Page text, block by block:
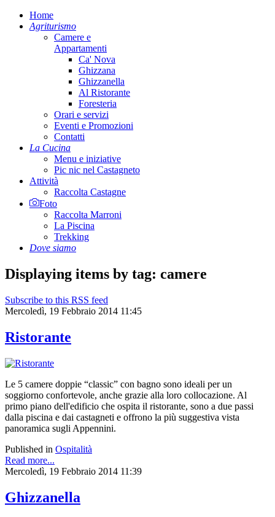
Home
Agriturismo
Camere e
Appartamenti
Ca' Nova
Ghizzana
Ghizzanella
Al Ristorante
Foresteria
Orari e servizi
Eventi e Promozioni
Contatti
La Cucina
Menu e iniziative
Pic nic nel Castagneto
Attività
Raccolta Castagne
Foto
Raccolta Marroni
La Piscina
Trekking
Dove siamo
Displaying items by tag: camere
Subscribe to this RSS feed
Mercoledì, 19 Febbraio 2014 11:45
Ristorante
Le 5 camere doppie “classic” con bagno sono ideali per un
soggiorno confortevole, anche grazie alla loro collocazione. Al
primo piano dell'edificio che ospita il ristorante, sono a due passi
dalla piscina e dai castagneti e offrono la più suggestiva vista
panoramica sugli Appennini.
Published in Ospitalità
Read more...
Mercoledì, 19 Febbraio 2014 11:39
Ghizzanella